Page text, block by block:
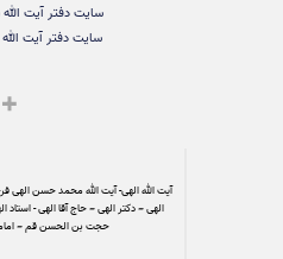
سایت دفتر آیت
سایت دفتر آیت
آیت الله الهی- آیت الله محمد حسن الهی
الهی – دکتر الهی – حاج آقا الهی - استاد
حجت بن الحسن قم –